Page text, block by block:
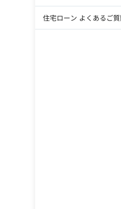
住宅ローン よくあるご